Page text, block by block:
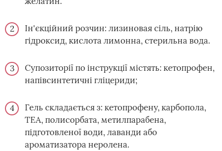
Ін'єкційний розчин: лизиновая сіль, натрію
гідроксид, кислота лимонна, стерильна вода.
Супозиторії по інструкції містять: кетопрофен,
напівсинтетичні гліцериди;
Гель складається з: кетопрофену, карбопола,
ТЕА, полисорбата, метилпарабена,
підготовленої води, лаванди або
ароматизатора неролена.